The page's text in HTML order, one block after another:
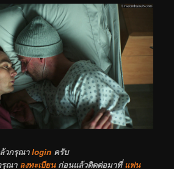
วกรุณาlogin ครับ
รุณา ลงทะเบียนก่อนแล้วติดต่อมาที่แฟน